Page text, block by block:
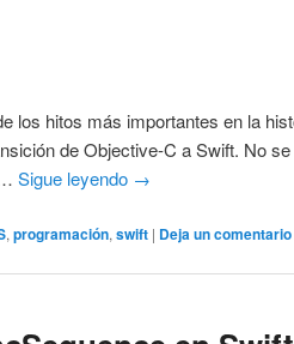
los hitos más importantes en la
de Objective-C a Swift. No
…Sigue leyendo →
,programación,swift | Deja un comentario